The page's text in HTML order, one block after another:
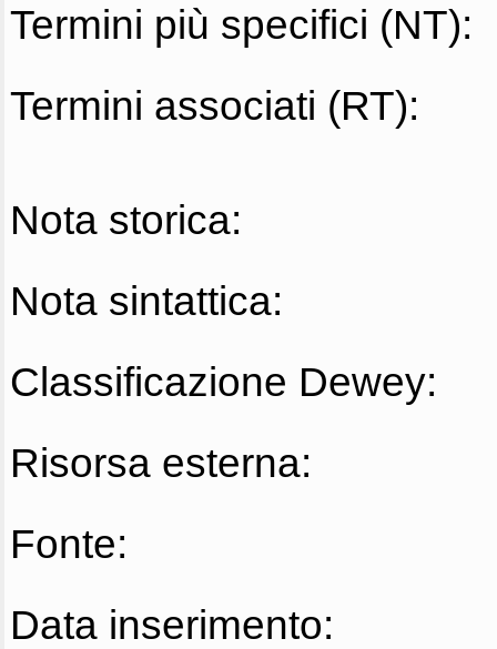
Termini più specifici (NT):
Termini associati (RT):
Nota storica:
Nota sintattica:
Classificazione Dewey:
Risorsa esterna:
Fonte:
Data inserimento: